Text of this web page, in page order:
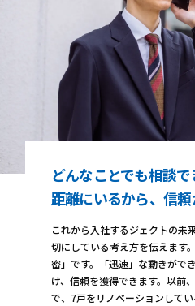
どんなことでも相談で
距離にいるから、 信
これから入社するジェクトの未
切にしている考え方を伝えます
密」です。「迅速」な動きがで
け、信頼を獲得できます。以前
で、7戸をリノベーションして